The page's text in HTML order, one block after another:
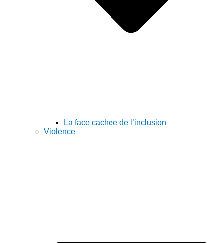
La face cachée de l’inclusion
Violence